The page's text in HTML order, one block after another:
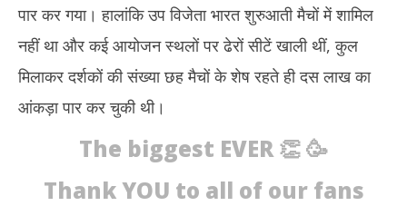
पार कर गया। हालांकि उप विजेता भारत शुरुआती मैचों में शामिल
नहीं था और कई आयोजन स्थलों पर ढेरों सीटें खाली थीं, कुल
मिलाकर दर्शकों की संख्या छह मैचों के शेष रहते ही दस लाख का
आंकड़ा पार कर चुकी थी।
The biggest EVER 👏 🥳
Thank YOU to all of our fans